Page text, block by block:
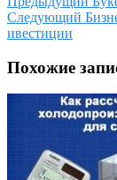
Следующий
ивестиции
Похожие